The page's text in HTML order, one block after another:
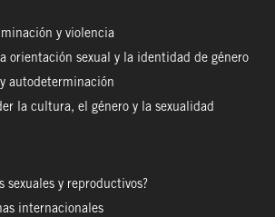
y violencia
orientación sexual y la identidad de género
autodeterminación
la cultura, el género y la sexualidad
sexuales y reproductivos?
internacionales